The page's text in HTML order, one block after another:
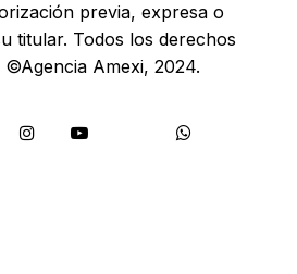
previa, expresa o
titular. Todos los derechos
©Agencia Amexi, 2024.